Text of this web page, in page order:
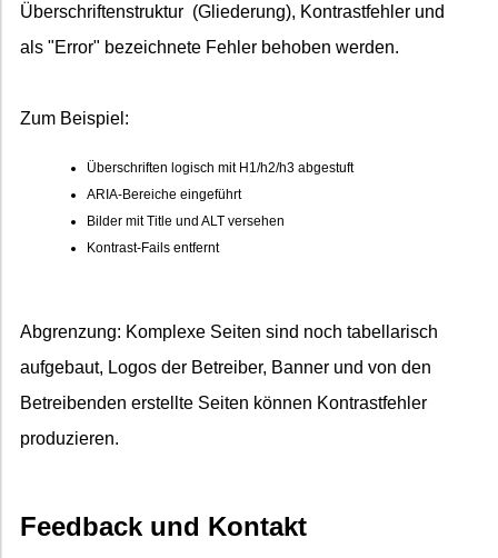
Überschriftenstruktur (Gliederung), Kontrastfehler und
als "Error" bezeichnete Fehler behoben werden.
Zum Beispiel:
Überschriften logisch mit H1/h2/h3 abgestuft
ARIA-Bereiche eingeführt
Bilder mit Title und ALT versehen
Kontrast-Fails entfernt
Abgrenzung: Komplexe Seiten sind noch tabellarisch
aufgebaut, Logos der Betreiber, Banner und von den
Betreibenden erstellte Seiten können Kontrastfehler
produzieren.
Feedback und Kontakt